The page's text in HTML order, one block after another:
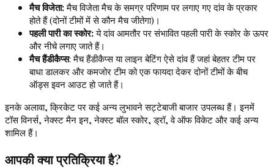
मैच विजेता:मैच विजेता मैच के समग्र परिणाम पर लगाए गए दांव के प्रकार
होते हैं (दोनों टीमों में से कौन मैच जीतेगा)।
पहली पारी का स्कोर:ये दांव आमतौर पर संभावित पहली पारी के स्कोर के ऊपर
और नीचे लगाए जाते हैं।
मैच हैंडीकैप्स: मैच हैंडीकैप्स या लाइन बेटिंग ऐसे दांव हैं जहां बेहतर टीम पर
बाधा डालकर और कमजोर टीम को एक फायदा देकर दोनों टीमों के बीच
ऑड्स इवन आउट हो जाते हैं।
इनके अलावा, क्रिकेट पर कई अन्य लुभावने सट्टेबाजी बाजार उपलब्ध हैं। इनमें
टॉस विनर्स, नेक्स्ट मैन इन, नेक्स्ट बॉल स्कोर, ड्रॉ, वे ऑफ विकेट और कई अन्य
शामिल हैं।
आपकी क्या प्रतिक्रिया है?